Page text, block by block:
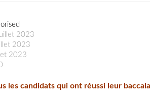
2023
2023
2023
les candidats qui ont réussi leur